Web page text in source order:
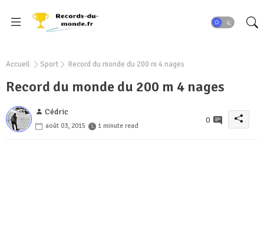
Accueil Sport Record du monde du 200 m 4 nages
Record du monde du 200 m 4 nages
Cédric
août 03, 2015 1 minute read
0